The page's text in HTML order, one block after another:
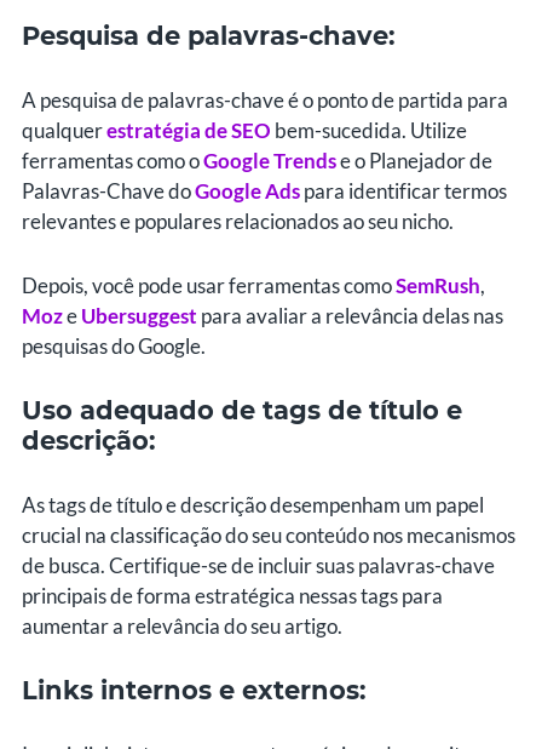
Pesquisa de palavras-chave:
A pesquisa de palavras-chave é o ponto de partida para
qualquerestratégia de SEO bem-sucedida. Utilize
ferramentas como oGoogle Trendse o Planejador de
Palavras-Chave doGoogle Adspara identificar termos
relevantes e populares relacionados ao seu nicho.
Depois, você pode usar ferramentas comoSemRush,
MozeUbersuggest para avaliar a relevância delas nas
pesquisas do Google.
Uso adequado de tags de título e
descrição:
As tags de título e descrição desempenham um papel
crucial na classificação do seu conteúdo nos mecanismos
de busca. Certifique-se de incluir suas palavras-chave
principais de forma estratégica nessas tags para
aumentar a relevância do seu artigo.
Links internos e externos: